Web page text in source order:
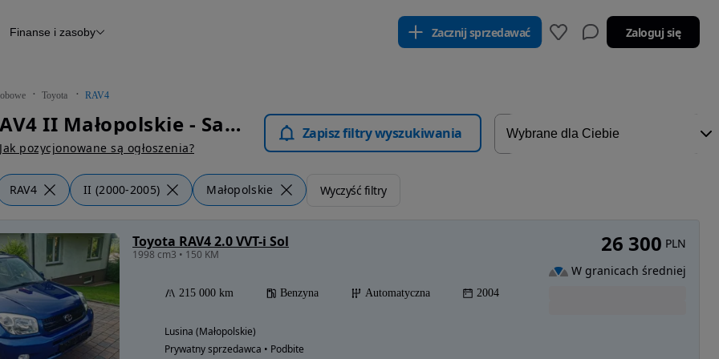
Raport z inspekcji
Otomoto News
Finanse i zasoby Zacznij sprzedawać Zaloguj się
Toyota RAV4
Toyota RAV4 II Małopolskie - Samochody Osobowe
Jak pozycjonowane są ogłoszenia?
Zapisz filtry wyszukiwania
RAV4 II (2000-2005) Małopolskie Wyczyść filtry
Toyota RAV4 2.0 VVT-i Sol
1998 cm3 • 150 KM
215 000 km Benzyna Automatyczna 2004
Lusina (Małopolskie)
Prywatny sprzedawca • Podbite
26 300 PLN
W granicach średniej